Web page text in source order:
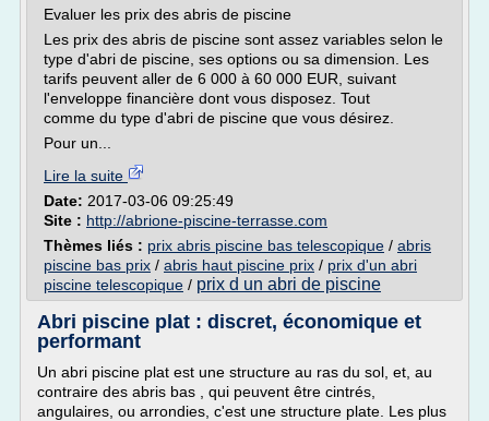
Evaluer les prix des abris de piscine
Les prix des abris de piscine sont assez variables selon le
type d'abri de piscine, ses options ou sa dimension. Les
tarifs peuvent aller de 6 000 à 60 000 EUR, suivant
l'enveloppe financière dont vous disposez. Tout
comme du type d'abri de piscine que vous désirez.
Pour un...
Lire la suite
Date: 2017-03-06 09:25:49
Site : http://abrione-piscine-terrasse.com
Thèmes liés : prix abris piscine bas telescopique / abris
piscine bas prix / abris haut piscine prix / prix d'un abri
piscine telescopique / prix d un abri de piscine
Abri piscine plat : discret, économique et
performant
Un abri piscine plat est une structure au ras du sol, et, au
contraire des abris bas , qui peuvent être cintrés,
angulaires, ou arrondies, c'est une structure plate. Les plus